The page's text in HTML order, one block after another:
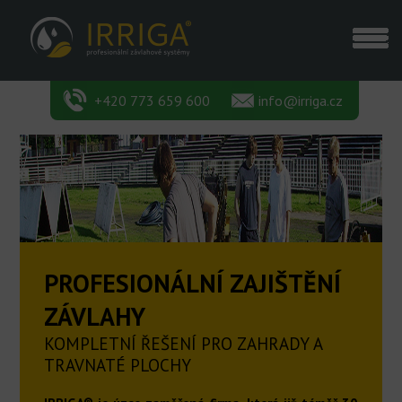
+420 773 659 600 info@irriga.cz
PROFESIONÁLNÍ ZAJIŠTĚNÍ
ZÁVLAHY
KOMPLETNÍ ŘEŠENÍ PRO ZAHRADY A
TRAVNATÉ PLOCHY